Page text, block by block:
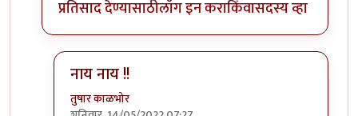
प्रतिसाद देण्यासाठीलॉग इन कराकिंवासदस्य व्हा
नाय नाय !!
तुषार काळभोर